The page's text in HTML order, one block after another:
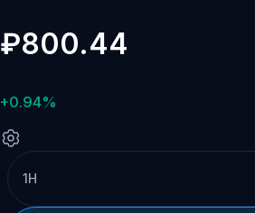
₽800.44
+0.94%
1H